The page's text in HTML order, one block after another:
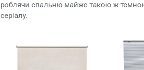
роблячи спальню майже такою ж
серіалу.